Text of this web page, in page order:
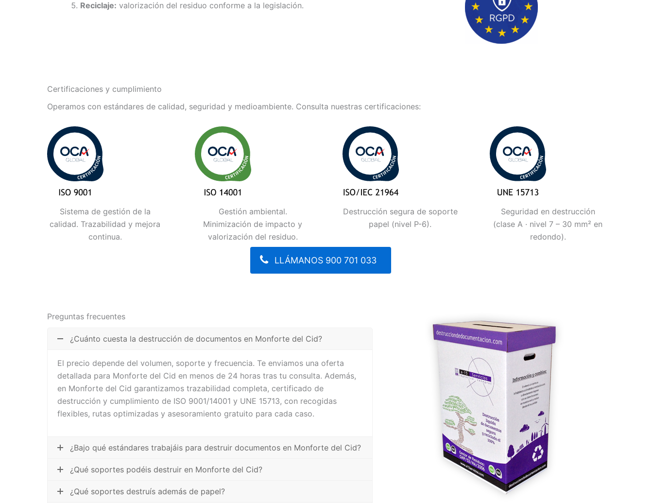
Reciclaje: valorización del residuo conforme a la legislación.
Certificaciones y cumplimiento
Operamos con estándares de calidad, seguridad y medioambiente. Consulta nuestras certificaciones:
Sistema de gestión de la
calidad. Trazabilidad y mejora
continua.
Gestión ambiental.
Minimización de impacto y
valorización del residuo.
Destrucción segura de soporte
papel (nivel P-6).
Seguridad en destrucción
(clase A · nivel 7 – 30 mm² en
redondo).
LLÁMANOS 900 701 033
Preguntas frecuentes
¿Cuánto cuesta la destrucción de documentos en Monforte del Cid?
El precio depende del volumen, soporte y frecuencia. Te enviamos una oferta
detallada para Monforte del Cid en menos de 24 horas tras tu consulta. Además,
en Monforte del Cid garantizamos trazabilidad completa, certificado de
destrucción y cumplimiento de ISO 9001/14001 y UNE 15713, con recogidas
flexibles, rutas optimizadas y asesoramiento gratuito para cada caso.
¿Bajo qué estándares trabajáis para destruir documentos en Monforte del Cid?
¿Qué soportes podéis destruir en Monforte del Cid?
¿Qué soportes destruís además de papel?